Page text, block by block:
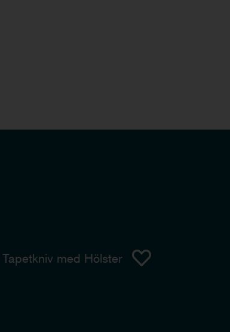
Tapetkniv med Hölster